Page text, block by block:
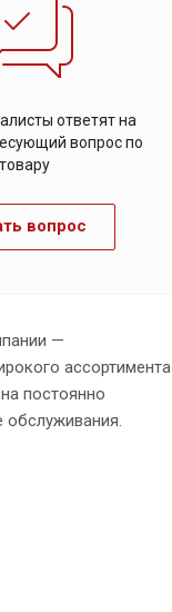
ответят на
вопрос по
товару
вопрос
—
ассортимента
постоянно